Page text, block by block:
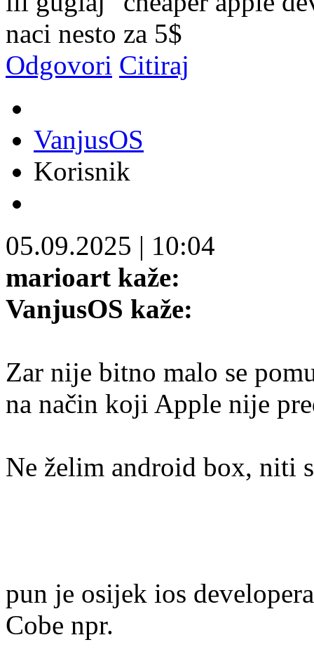
naci nesto za 5$
Odgovori Citiraj
VanjusOS
Korisnik
05.09.2025 | 10:04
marioart kaže:
VanjusOS kaže:
Zar nije bitno malo se
na način koji Apple nije
Ne želim android box, niti
pun je osijek ios
Cobe npr.